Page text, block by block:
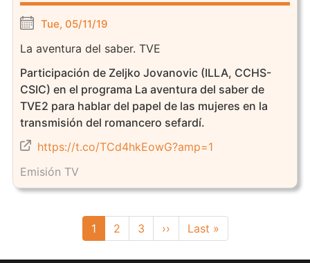
Tue, 05/11/19
La aventura del saber. TVE
Participación de Zeljko Jovanovic (ILLA, CCHS-
CSIC) en el programa La aventura del saber de
TVE2 para hablar del papel de las mujeres en la
transmisión del romancero sefardí.
https://t.co/TCd4hkEowG?amp=1
Emisión TV
Pagination
Current
page
1 Page
2 Page
3
Next
page
››
Last
page
Last »